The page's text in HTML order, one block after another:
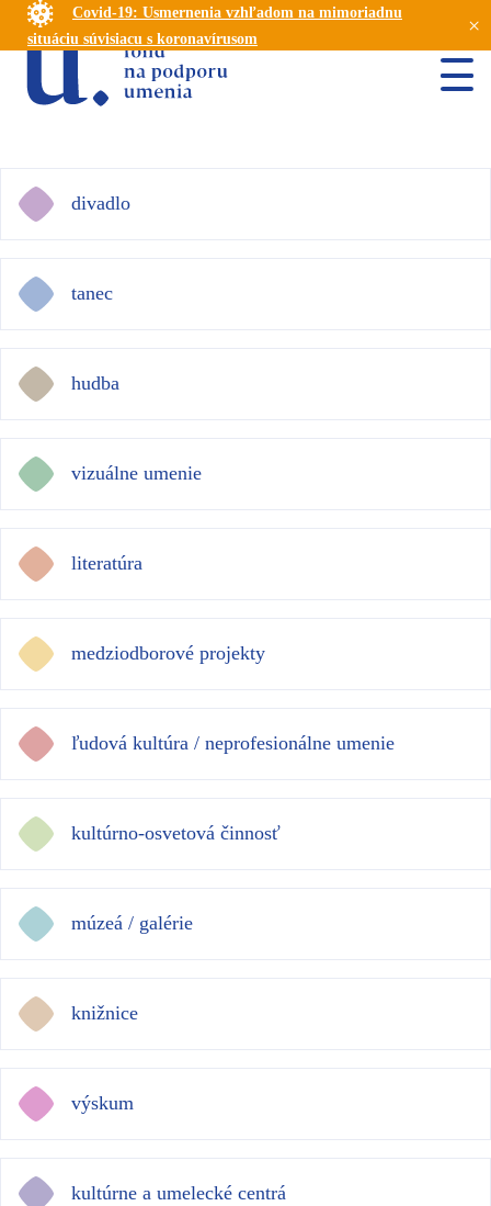
Covid-19: Usmernenia vzhľadom na mimoriadnu
situáciu súvisiacu s koronavírusom
×
divadlo
tanec
hudba
vizuálne umenie
literatúra
medziodborové projekty
ľudová kultúra / neprofesionálne umenie
kultúrno-osvetová činnosť
múzeá / galérie
knižnice
výskum
kultúrne a umelecké centrá